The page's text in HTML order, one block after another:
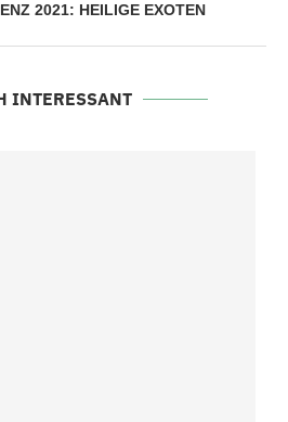
2021: HEILIGE EXOTEN
INTERESSANT